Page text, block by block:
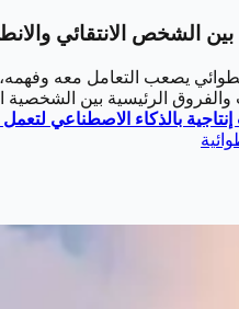
بين الشخص الانتقائي
الرئيسية بين الشخصية